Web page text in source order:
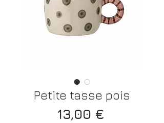
Petite tasse pois
13,00 €